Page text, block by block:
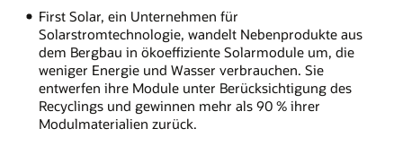
First Solar, ein Unternehmen für
Solarstromtechnologie, wandelt Nebenprodukte aus
dem Bergbau in ökoeffiziente Solarmodule um, die
weniger Energie und Wasser verbrauchen. Sie
entwerfen ihre Module unter Berücksichtigung des
Recyclings und gewinnen mehr als 90 % ihrer
Modulmaterialien zurück.